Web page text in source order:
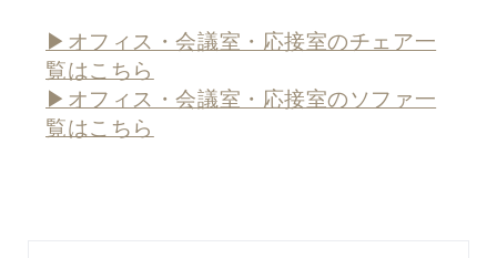
▶オフィス・会議室・応接室のチェア一
覧はこちら
▶オフィス・会議室・応接室のソファ一
覧はこちら